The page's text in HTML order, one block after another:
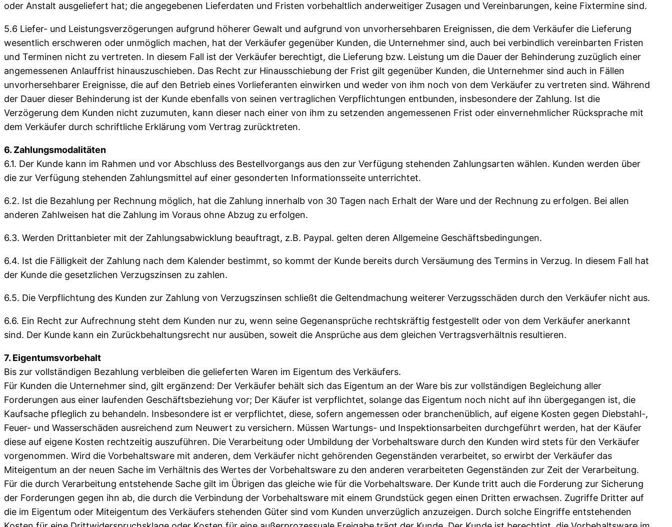
oder Anstalt ausgeliefert hat; die angegebenen Lieferdaten und Fristen vorbehaltlich anderweitiger Zusagen und Vereinbarungen, keine Fixtermine sind.
5.6 Liefer- und Leistungsverzögerungen aufgrund höherer Gewalt und aufgrund von unvorhersehbaren Ereignissen, die dem Verkäufer die Lieferung
wesentlich erschweren oder unmöglich machen, hat der Verkäufer gegenüber Kunden, die Unternehmer sind, auch bei verbindlich vereinbarten Fristen
und Terminen nicht zu vertreten. In diesem Fall ist der Verkäufer berechtigt, die Lieferung bzw. Leistung um die Dauer der Behinderung zuzüglich einer
angemessenen Anlauffrist hinauszuschieben. Das Recht zur Hinausschiebung der Frist gilt gegenüber Kunden, die Unternehmer sind auch in Fällen
unvorhersehbarer Ereignisse, die auf den Betrieb eines Vorlieferanten einwirken und weder von ihm noch von dem Verkäufer zu vertreten sind. Während
der Dauer dieser Behinderung ist der Kunde ebenfalls von seinen vertraglichen Verpflichtungen entbunden, insbesondere der Zahlung. Ist die
Verzögerung dem Kunden nicht zuzumuten, kann dieser nach einer von ihm zu setzenden angemessenen Frist oder einvernehmlicher Rücksprache mit
dem Verkäufer durch schriftliche Erklärung vom Vertrag zurücktreten.
6. Zahlungsmodalitäten
6.1. Der Kunde kann im Rahmen und vor Abschluss des Bestellvorgangs aus den zur Verfügung stehenden Zahlungsarten wählen. Kunden werden über
die zur Verfügung stehenden Zahlungsmittel auf einer gesonderten Informationsseite unterrichtet.
6.2. Ist die Bezahlung per Rechnung möglich, hat die Zahlung innerhalb von 30 Tagen nach Erhalt der Ware und der Rechnung zu erfolgen. Bei allen
anderen Zahlweisen hat die Zahlung im Voraus ohne Abzug zu erfolgen.
6.3. Werden Drittanbieter mit der Zahlungsabwicklung beauftragt, z.B. Paypal. gelten deren Allgemeine Geschäftsbedingungen.
6.4. Ist die Fälligkeit der Zahlung nach dem Kalender bestimmt, so kommt der Kunde bereits durch Versäumung des Termins in Verzug. In diesem Fall hat
der Kunde die gesetzlichen Verzugszinsen zu zahlen.
6.5. Die Verpflichtung des Kunden zur Zahlung von Verzugszinsen schließt die Geltendmachung weiterer Verzugsschäden durch den Verkäufer nicht aus.
6.6. Ein Recht zur Aufrechnung steht dem Kunden nur zu, wenn seine Gegenansprüche rechtskräftig festgestellt oder von dem Verkäufer anerkannt
sind. Der Kunde kann ein Zurückbehaltungsrecht nur ausüben, soweit die Ansprüche aus dem gleichen Vertragsverhältnis resultieren.
7. Eigentumsvorbehalt
Bis zur vollständigen Bezahlung verbleiben die gelieferten Waren im Eigentum des Verkäufers.
Für Kunden die Unternehmer sind, gilt ergänzend: Der Verkäufer behält sich das Eigentum an der Ware bis zur vollständigen Begleichung aller
Forderungen aus einer laufenden Geschäftsbeziehung vor; Der Käufer ist verpflichtet, solange das Eigentum noch nicht auf ihn übergegangen ist, die
Kaufsache pfleglich zu behandeln. Insbesondere ist er verpflichtet, diese, sofern angemessen oder branchenüblich, auf eigene Kosten gegen Diebstahl-,
Feuer- und Wasserschäden ausreichend zum Neuwert zu versichern. Müssen Wartungs- und Inspektionsarbeiten durchgeführt werden, hat der Käufer
diese auf eigene Kosten rechtzeitig auszuführen. Die Verarbeitung oder Umbildung der Vorbehaltsware durch den Kunden wird stets für den Verkäufer
vorgenommen. Wird die Vorbehaltsware mit anderen, dem Verkäufer nicht gehörenden Gegenständen verarbeitet, so erwirbt der Verkäufer das
Miteigentum an der neuen Sache im Verhältnis des Wertes der Vorbehaltsware zu den anderen verarbeiteten Gegenständen zur Zeit der Verarbeitung.
Für die durch Verarbeitung entstehende Sache gilt im Übrigen das gleiche wie für die Vorbehaltsware. Der Kunde tritt auch die Forderung zur Sicherung
der Forderungen gegen ihn ab, die durch die Verbindung der Vorbehaltsware mit einem Grundstück gegen einen Dritten erwachsen. Zugriffe Dritter auf
die im Eigentum oder Miteigentum des Verkäufers stehenden Güter sind vom Kunden unverzüglich anzuzeigen. Durch solche Eingriffe entstehenden